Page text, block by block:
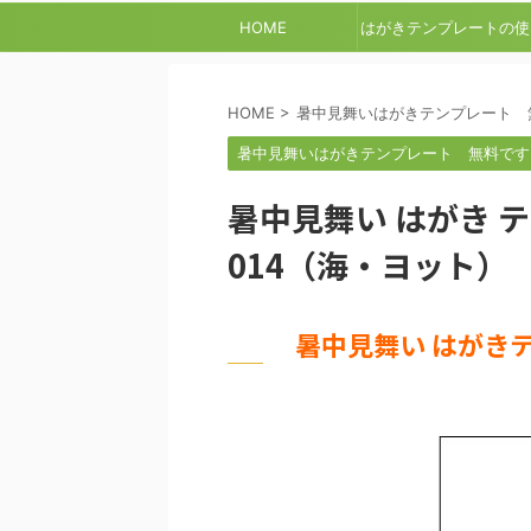
HOME はがきテンプレートの
HOME > 暑中見舞いはがきテンプレート
暑中見舞いはがきテンプレート 無料で
暑中見舞い はがき
014（海・ヨット）
暑中見舞い はがき